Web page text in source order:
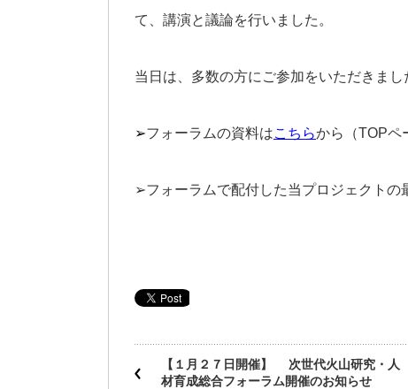
て、講演と議論を行いました。
当日は、多数の方にご参加をいただきまし
➢フォーラムの資料はこちらから（TOPペ
➢フォーラムで配付した当プロジェクトの
【１月２７日開催】 次世代火山研究・人
材育成総合フォーラム開催のお知らせ